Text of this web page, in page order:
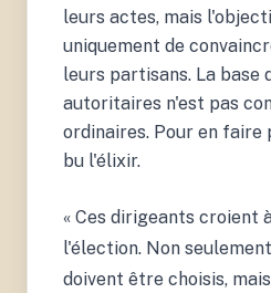
leurs actes, mais
uniquement de
leurs partisans. La base
autoritaires n'est pas
ordinaires. Pour en
bu l'élixir.
« Ces dirigeants croient
l'élection. Non
doivent être choisis,